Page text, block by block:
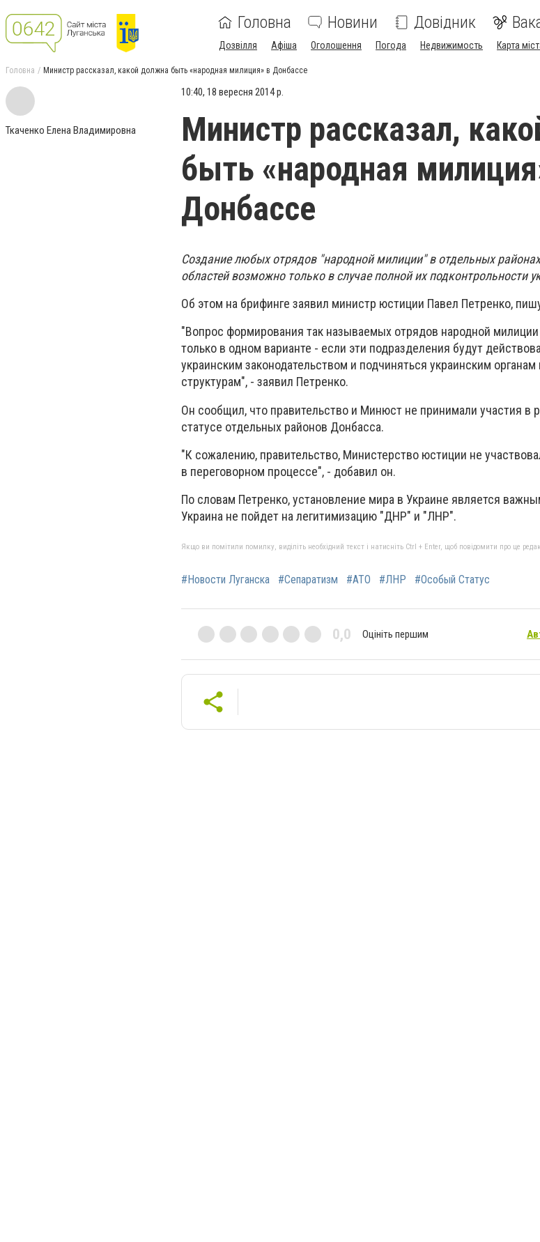
Головна Новини Довідник
Дозвілля Афіша Оголошення Погода Недвижимость Карта
Головна Министр рассказал, какой должна быть «народная милиция» в Донбассе
Ткаченко Елена Владимировна
10:40, 18 вересня 2014 р.
Министр рассказал,
быть «народная
Донбассе
Создание любых отрядов "народной милиции" в отдельных
областей возможно только в случае полной их подконтрольности
Об этом на брифинге заявил министр юстиции Павел Петренко,
"Вопрос формирования так называемых отрядов народной
только в одном варианте - если эти подразделения будут
украинским законодательством и подчиняться украинским
структурам", - заявил Петренко.
Он сообщил, что правительство и Минюст не принимали участия в
статусе отдельных районов Донбасса.
"К сожалению, правительство, Министерство юстиции не
в переговорном процессе", - добавил он.
По словам Петренко, установление мира в Украине является
Украина не пойдет на легитимизацию "ДНР" и "ЛНР".
Якщо ви помітили помилку, виділіть необхідний текст і натисніть Ctrl + Enter, щоб повідомити про це
#Новости Луганска #Сепаратизм #АТО #ЛНР #Особый Статус
0,0 Оцініть першим